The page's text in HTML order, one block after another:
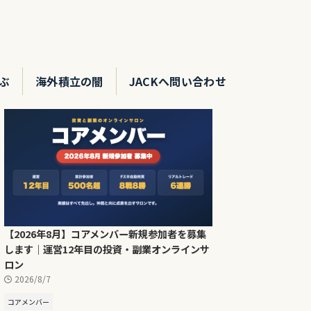
海外積立の闇 JACKへ問い合わせ
【2026年8月】コアメンバー新規参加者を募集
します｜運営12年目の投資・副業オンラインサ
ロン
2026/8/7
コアメンバー